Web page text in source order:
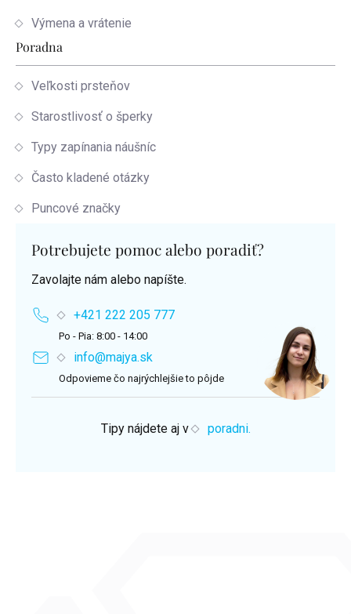
Výmena a vrátenie
Poradna
Veľkosti prsteňov
Starostlivosť o šperky
Typy zapínania náušníc
Často kladené otázky
Puncové značky
Potrebujete pomoc alebo poradiť?
Zavolajte nám alebo napíšte.
+421 222 205 777
Po - Pia: 8:00 - 14:00
info@majya.sk
Odpovieme čo najrýchlejšie to pôjde
Tipy nájdete aj v poradni.